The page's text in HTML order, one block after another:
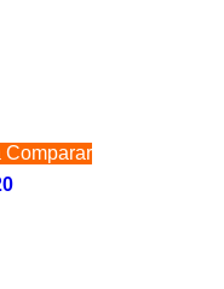
Comparar